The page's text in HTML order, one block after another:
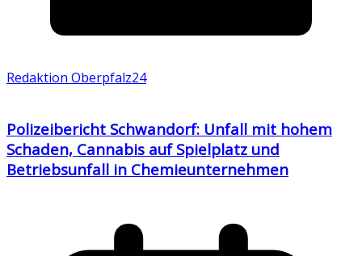
Redaktion Oberpfalz24
Polizeibericht Schwandorf: Unfall mit hohem
Schaden, Cannabis auf Spielplatz und
Betriebsunfall in Chemieunternehmen